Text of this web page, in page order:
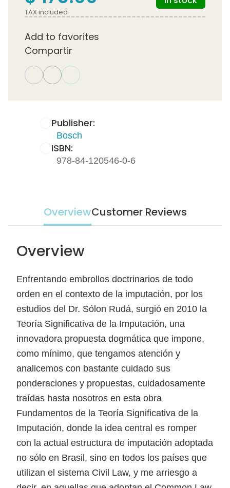
Publisher:
Bosch
ISBN:
978-84-120546-0-6
TAX included
Add to favorites
Compartir
OverviewCustomer Reviews
Overview
Enfrentando embrollos doctrinarios de todo
orden en el contexto de la imputación, por los
estudios del Dr. Sólon Rudá, surgió en 2010 la
Teoría Significativa de la Imputación, una
innovadora propuesta dogmática que impone,
como mínimo, que tengamos atención y
analicemos con bastante cuidado sus
ponderaciones y propuestas, cuidadosamente
traídas hasta nosotros en esta obra
Fundamentos de la Teoría Significativa de la
Imputación, donde la idea central es romper
con la actual estructura de imputación adoptada
no sólo en Brasil, sino en todos los países que
utilizan el sistema Civil Law, y me arriesgo a